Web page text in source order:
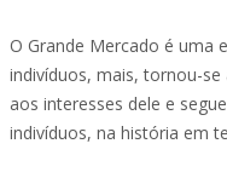
O Grande Mercado é uma
indivíduos, mais, tornou-
aos interesses dele e
indivíduos, na história em